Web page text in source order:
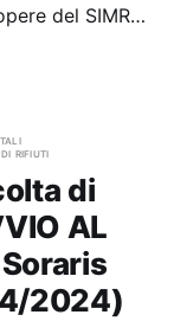
del SIMR
di rifiuti
di
AL
Soraris
2024)